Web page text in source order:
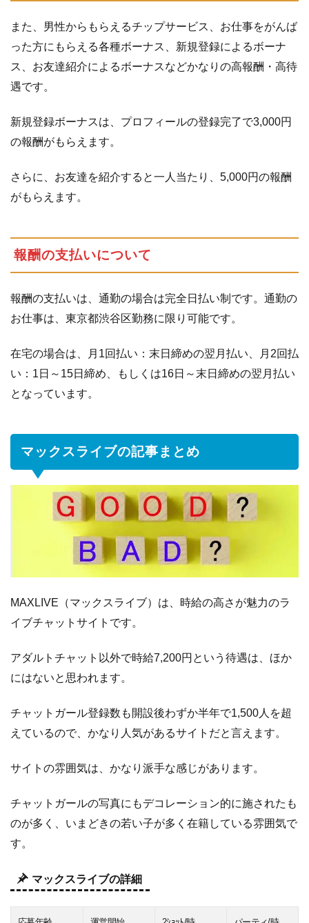
また、男性からもらえるチップサービス、お仕事をがんば
った方にもらえる各種ボーナス、新規登録によるボーナ
ス、お友達紹介によるボーナスなどかなりの高報酬・高待
遇です。
新規登録ボーナスは、プロフィールの登録完了で3,000円
の報酬がもらえます。
さらに、お友達を紹介すると一人当たり、5,000円の報酬
がもらえます。
報酬の支払いについて
報酬の支払いは、通勤の場合は完全日払い制です。通勤の
お仕事は、東京都渋谷区勤務に限り可能です。
在宅の場合は、月1回払い：末日締めの翌月払い、月2回払
い：1日～15日締め、もしくは16日～末日締めの翌月払い
となっています。
マックスライブの記事まとめ
MAXLIVE（マックスライブ）は、時給の高さが魅力のラ
イブチャットサイトです。
アダルトチャット以外で時給7,200円という待遇は、ほか
にはないと思われます。
チャットガール登録数も開設後わずか半年で1,500人を超
えているので、かなり人気があるサイトだと言えます。
サイトの雰囲気は、かなり派手な感じがあります。
チャットガールの写真にもデコレーション的に施されたも
のが多く、いまどきの若い子が多く在籍している雰囲気で
す。
マックスライブの詳細